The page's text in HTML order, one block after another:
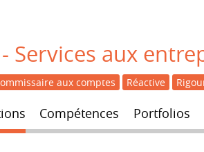
Services aux
aux comptes Réactive
Compétences Portfolios